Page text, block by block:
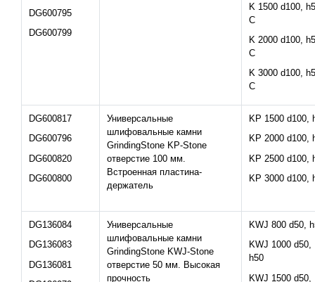
DG600795
DG600799
K 1500 d100,
C
K 2000 d100,
C
K 3000 d100,
C
DG600817
DG600796
DG600820
DG600800
Универсальные
шлифовальные камни
GrindingStone KP-Stone
отверстие 100 мм.
Встроенная пластина-
держатель
KP 1500 d100,
KP 2000 d100,
KP 2500 d100,
KP 3000 d100,
DG136084
DG136083
DG136081
Универсальные
шлифовальные камни
GrindingStone KWJ-Stone
отверстие 50 мм. Высокая
прочность
KWJ 800 d50,
KWJ 1000 d50,
h50
KWJ 1500 d50,